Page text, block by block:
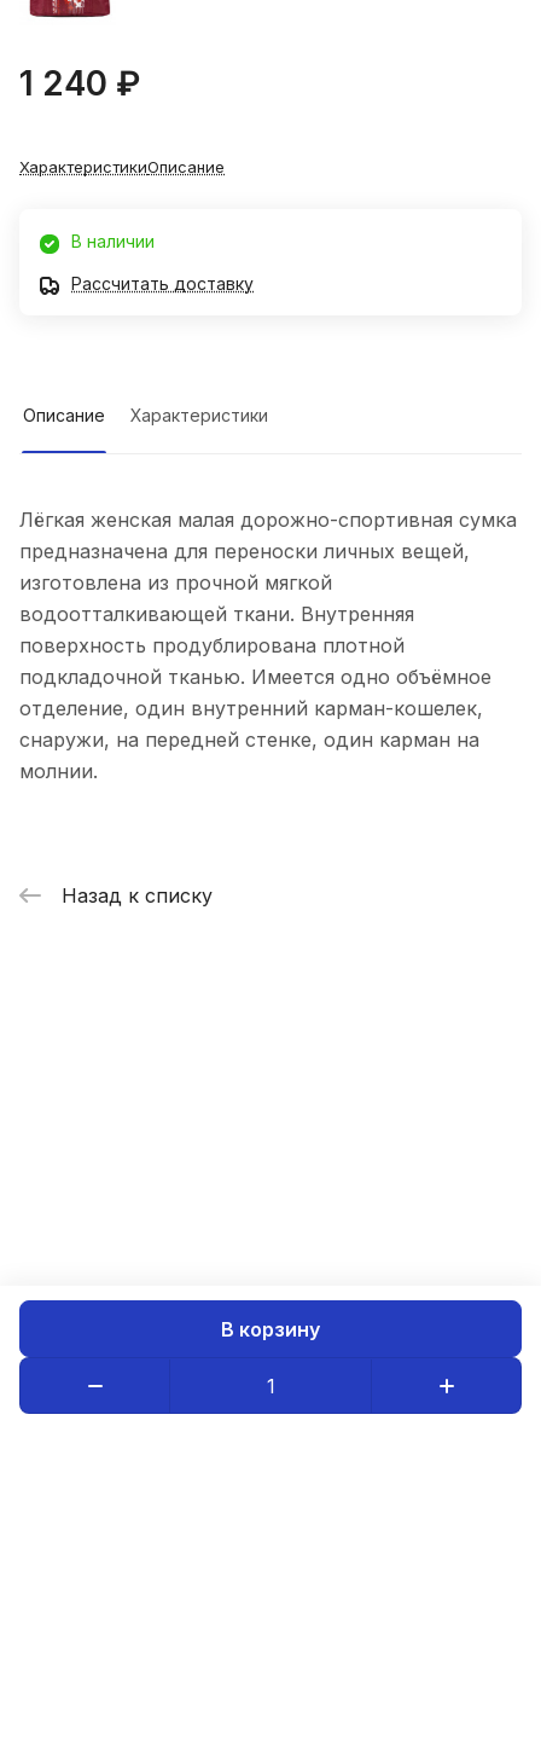
1 240 ₽
В корзину
ХарактеристикиОписание
В наличии
Рассчитать доставку
Описание Характеристики
Лёгкая женская малая дорожно-спортивная сумка
предназначена для переноски личных вещей,
изготовлена из прочной мягкой
водоотталкивающей ткани. Внутренняя
поверхность продублирована плотной
подкладочной тканью. Имеется одно объёмное
отделение, один внутренний карман-кошелек,
снаружи, на передней стенке, один карман на
молнии.
Назад к списку